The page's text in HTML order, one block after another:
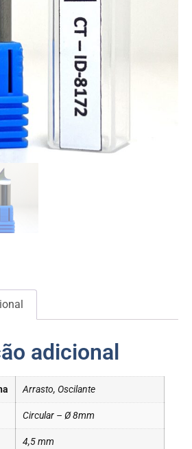
adicional
Arrasto, Oscilante
Circular – Ø 8mm
4,5 mm